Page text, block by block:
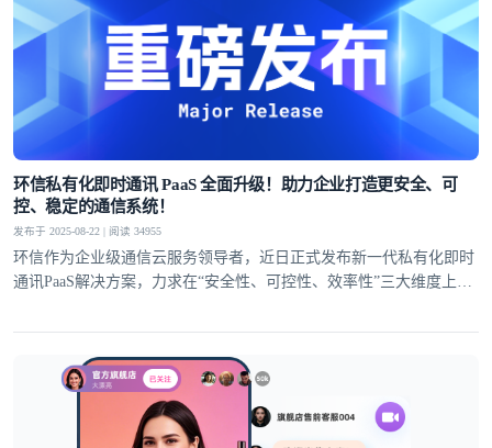
环信私有化即时通讯 PaaS 全面升级！助力企业打造更安全、可
控、稳定的通信系统！
发布于 2025-08-22 | 阅读 34955
环信作为企业级通信云服务领导者，近日正式发布新一代私有化即时
通讯PaaS解决方案，力求在“安全性、可控性、效率性”三大维度上全
求。